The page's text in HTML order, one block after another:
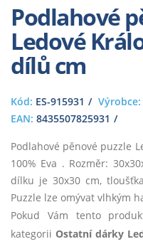
Podlahové
Ledové
dílů cm
Kód: ES-915931 Výrobce:
EAN: 8435507825931
Podlahové pěnové puzzle
100% Eva . Rozměr:
dílku je 30x30 cm,
Puzzle lze omývat vlhkým
Pokud Vám tento
kategorii Ostatní dárky